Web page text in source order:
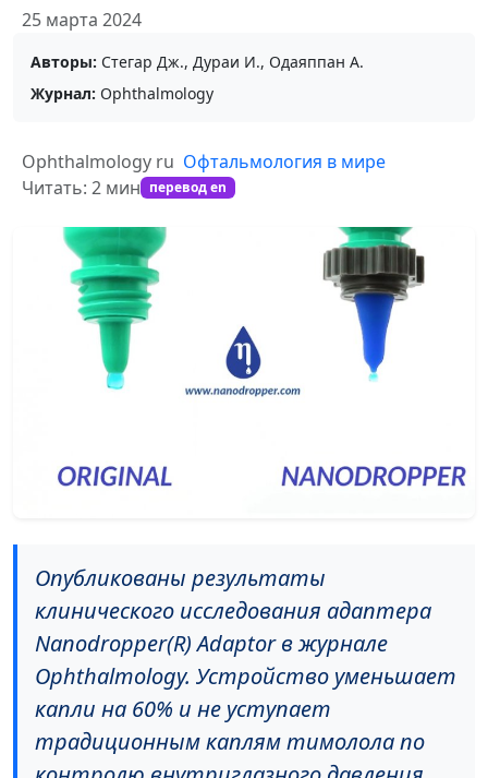
25 марта 2024
Авторы: Стегар Дж., Дураи И., Одаяппан А.
Журнал: Ophthalmology
Ophthalmology ru Офтальмология в мире
Читать: 2 мин перевод en
Опубликованы результаты
клинического исследования адаптера
Nanodropper(R) Adaptor в журнале
Ophthalmology. Устройство уменьшает
капли на 60% и не уступает
традиционным каплям тимолола по